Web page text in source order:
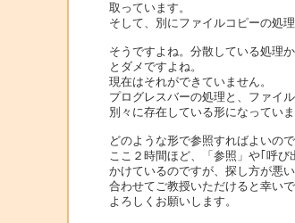
取っています。
そして、別にファイルコピーの処
そうですよね。分散している処理
とダメですよね。
現在はそれができていません。
プログレスバーの処理と、ファイ
別々に存在している形になっていま
どのような形で参照すればよいの
ここ２時間ほど、「参照」や｢呼
かけているのですが、探し方が悪
合わせてご教授いただけると幸いで
よろしくお願いします。